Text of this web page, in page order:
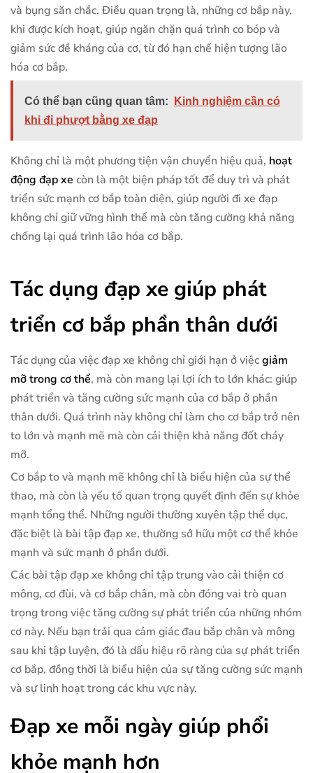
và bụng săn chắc. Điều quan trọng là, những cơ bắp này,
khi được kích hoạt, giúp ngăn chặn quá trình co bóp và
giảm sức đề kháng của cơ, từ đó hạn chế hiện tượng lão
hóa cơ bắp.
Có thể bạn cũng quan tâm:
Kinh nghiệm cần có
khi đi phượt bằng xe đạp
Không chỉ là một phương tiện vận chuyển hiệu quả, hoạt
động đạp xe còn là một biện pháp tốt để duy trì và phát
triển sức mạnh cơ bắp toàn diện, giúp người đi xe đạp
không chỉ giữ vững hình thể mà còn tăng cường khả năng
chống lại quá trình lão hóa cơ bắp.
Tác dụng đạp xe giúp phát
triển cơ bắp phần thân dưới
Tác dụng của việc đạp xe không chỉ giới hạn ở việcgiảm
mỡ trong cơ thể, mà còn mang lại lợi ích to lớn khác: giúp
phát triển và tăng cường sức mạnh của cơ bắp ở phần
thân dưới. Quá trình này không chỉ làm cho cơ bắp trở nên
to lớn và mạnh mẽ mà còn cải thiện khả năng đốt cháy
mỡ.
Cơ bắp to và mạnh mẽ không chỉ là biểu hiện của sự thể
thao, mà còn là yếu tố quan trọng quyết định đến sự khỏe
mạnh tổng thể. Những người thường xuyên tập thể dục,
đặc biệt là bài tập đạp xe, thường sở hữu một cơ thể khỏe
mạnh và sức mạnh ở phần dưới.
Các bài tập đạp xe không chỉ tập trung vào cải thiện cơ
mông, cơ đùi, và cơ bắp chân, mà còn đóng vai trò quan
trọng trong việc tăng cường sự phát triển của những nhóm
cơ này. Nếu bạn trải qua cảm giác đau bắp chân và mông
sau khi tập luyện, đó là dấu hiệu rõ ràng của sự phát triển
cơ bắp, đồng thời là biểu hiện của sự tăng cường sức mạnh
và sự linh hoạt trong các khu vực này.
Đạp xe mỗi ngày giúp phổi
khỏe mạnh hơn